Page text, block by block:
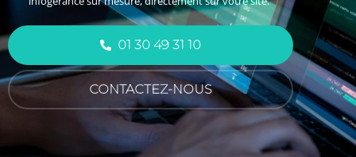
dépannage express, une maintenance préventive et une
infogérance sur mesure, directement sur votre site.
01 30 49 31 10
CONTACTEZ-NOUS